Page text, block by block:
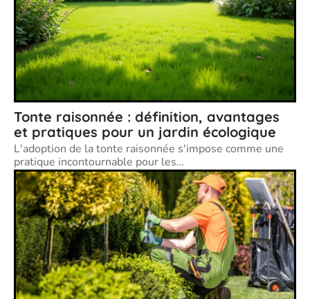
Tonte raisonnée : définition, avantages
et pratiques pour un jardin écologique
L'adoption de la tonte raisonnée s'impose comme une
pratique incontournable pour les…